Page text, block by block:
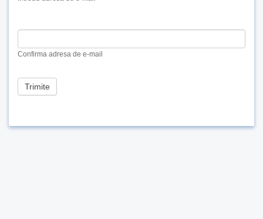
blank.
Confirma adresa de e-mail
Trimite